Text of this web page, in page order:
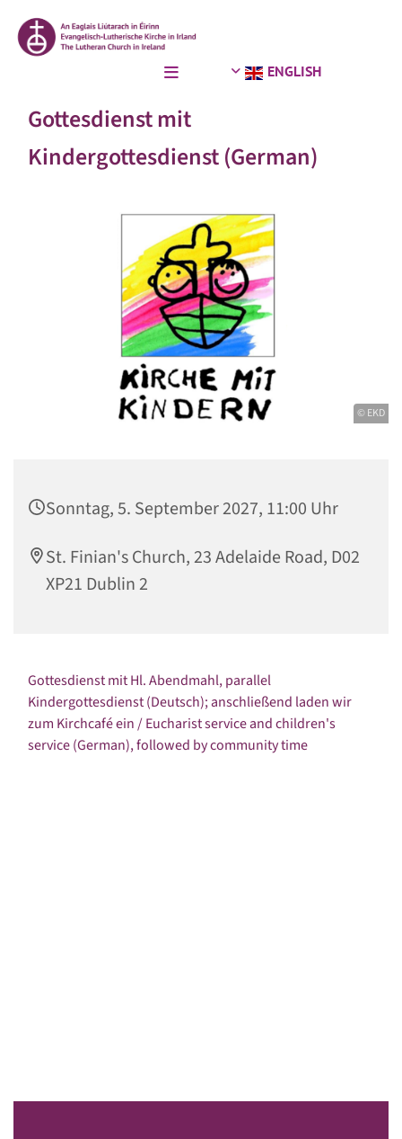
ENGLISH
Gottesdienst mit
Kindergottesdienst (German)
© EKD
Sonntag, 5. September 2027, 11:00 Uhr
St. Finian's Church, 23 Adelaide Road, D02
XP21 Dublin 2
Gottesdienst mit Hl. Abendmahl, parallel
Kindergottesdienst (Deutsch); anschließend laden wir
zum Kirchcafé ein / Eucharist service and children's
service (German), followed by community time